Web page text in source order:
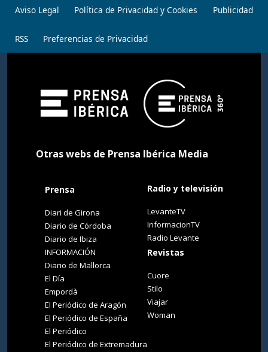
Aviso Legal Política de Privacidad y Cookies Publicidad
RSS Preferencias de Privacidad
Otras webs de Prensa Ibérica Media
Prensa
Diari de Girona
Diario de Córdoba
Diario de Ibiza
INFORMACIÓN
Diario de Mallorca
El Día
Empordà
El Periódico de Aragón
El Periódico de España
El Periódico
El Periódico de Extremadura
Radio y televisión
LevanteTV
InformacionTV
Radio Levante
Revistas
Cuore
Stilo
Viajar
Woman